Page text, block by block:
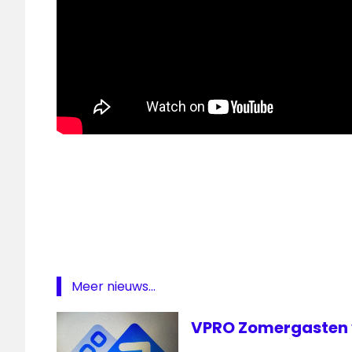
2
Team
Meer nieuws...
VPRO